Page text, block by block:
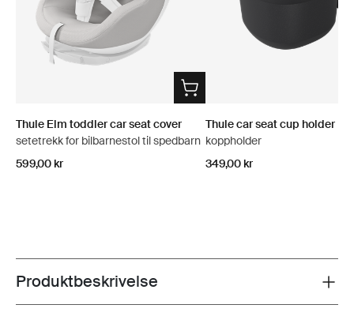
Thule Elm toddler car seat cover
setetrekk for bilbarnestol til spedbarn
599,00 kr
Thule car seat cup holder
koppholder
349,00 kr
Toggle overview
Produktbeskrivelse